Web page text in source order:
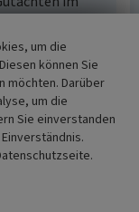
25 –
Karlsruhe und
Köln u.
und
Stätte zur
Report
um die
können Sie
möchten. Darüber
um die
Sie einverstanden